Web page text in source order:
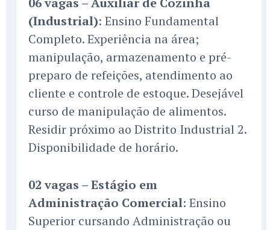
(Industrial): Ensino Fundamental
Completo. Experiência na área;
manipulação, armazenamento e pré-
preparo de refeições, atendimento ao
cliente e controle de estoque. Desejável
curso de manipulação de alimentos.
Residir próximo ao Distrito Industrial 2.
Disponibilidade de horário.
02 vagas – Estágio em
Administração Comercial: Ensino
Superior cursando Administração ou